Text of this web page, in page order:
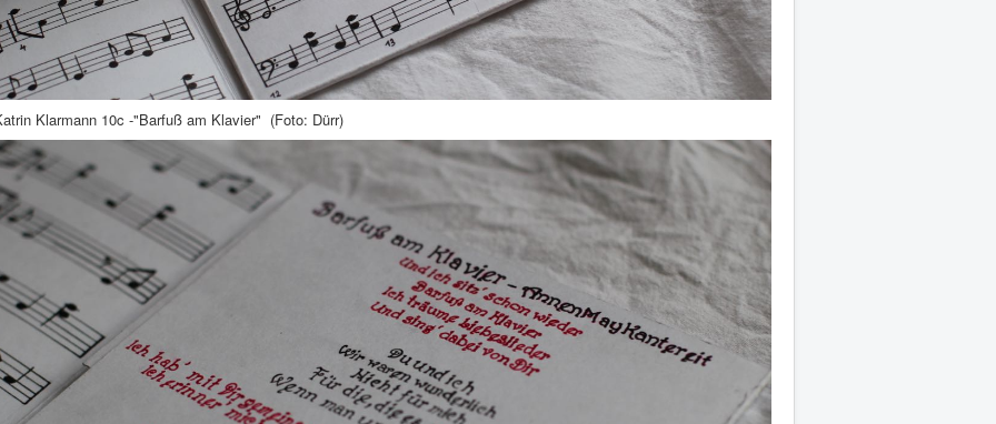
Klarmann 10c -"Barfuß am Klavier" (Foto: Dürr)